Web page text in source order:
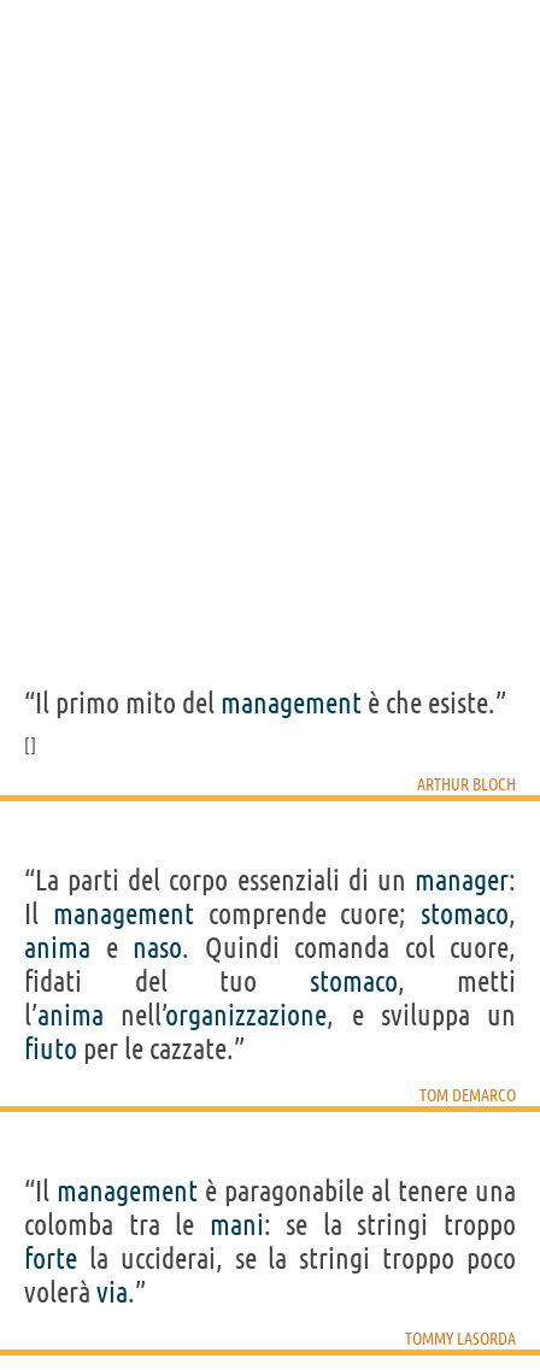
“Il primo mito del management è che esiste.”
ARTHUR BLOCH
“La parti del corpo essenziali di un manager:
Il managementcomprende cuore; stomaco,
anima e naso. Quindi comanda col cuore,
fidati del tuo stomaco, metti
l’anima nell’organizzazione, e sviluppa un
fiuto per le cazzate.”
TOM DEMARCO
“Il management è paragonabile al tenere una
colomba tra le mani: se la stringi troppo
forte la ucciderai, se la stringi troppo poco
volerà via.”
TOMMY LASORDA